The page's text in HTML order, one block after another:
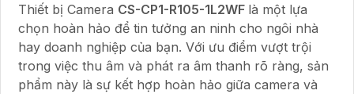
Thiết bị Camera CS-CP1-R105-1L2WF là một lựa
chọn hoàn hảo để tin tưởng an ninh cho ngôi nhà
hay doanh nghiệp của bạn. Với ưu điểm vượt trội
trong việc thu âm và phát ra âm thanh rõ ràng, sản
phẩm này là sự kết hợp hoàn hảo giữa camera và